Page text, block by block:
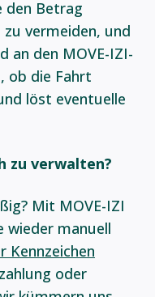
den Betrag
vermeiden, und
an den MOVE-IZI-
ob die Fahrt
löst eventuelle
zu verwalten?
Mit MOVE-IZI
wieder manuell
Kennzeichen
oder